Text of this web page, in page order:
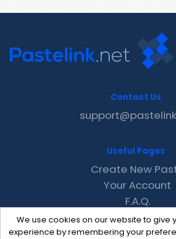
We use cookies on our website to give
experience by remembering your
Contact Us
Useful Pages
Create New
Your Account
F.A.Q.
Recent
Contact